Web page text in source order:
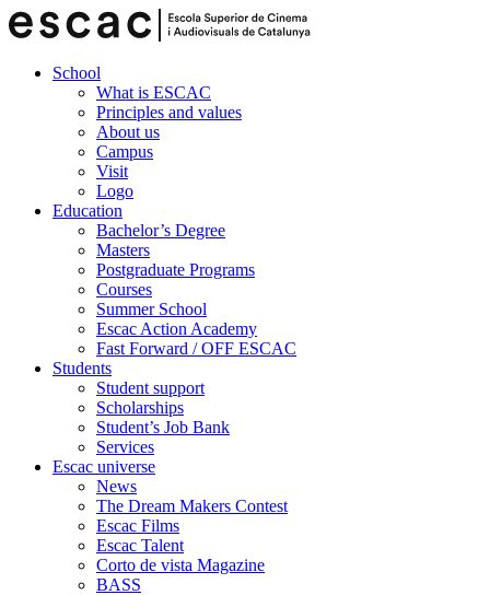
School
What is ESCAC
Principles and values
About us
Campus
Visit
Logo
Education
Bachelor’s Degree
Masters
Postgraduate Programs
Courses
Summer School
Escac Action Academy
Fast Forward / OFF ESCAC
Students
Student support
Scholarships
Student’s Job Bank
Services
Escac universe
News
The Dream Makers Contest
Escac Films
Escac Talent
Corto de vista Magazine
BASS